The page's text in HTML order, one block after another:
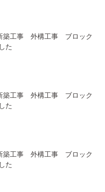
築工事 外構工事 ブロック
た
築工事 外構工事 ブロック
た
築工事 外構工事 ブロック
た